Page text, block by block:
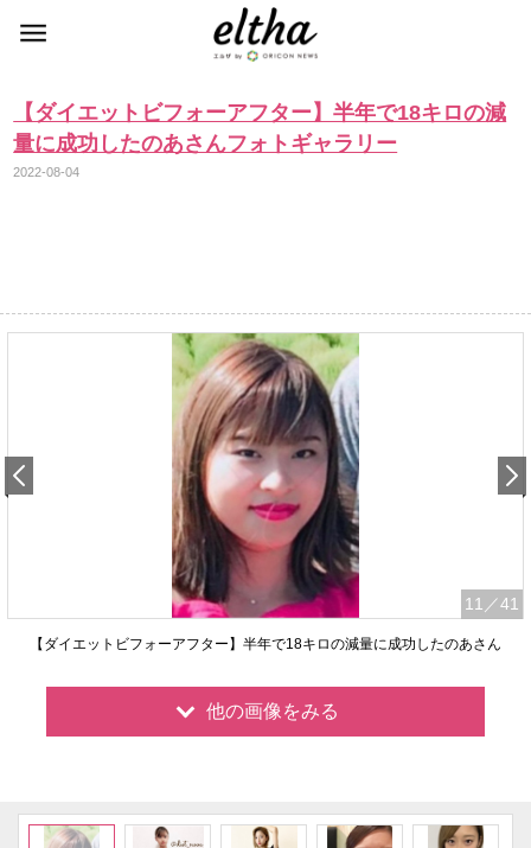
【ダイエットビフォーアフター】半年で18キロの減
量に成功したのあさんフォトギャラリー
2022-08-04
11 ／41
【ダイエットビフォーアフター】半年で18キロの減量に成功したのあさん
他の画像をみる